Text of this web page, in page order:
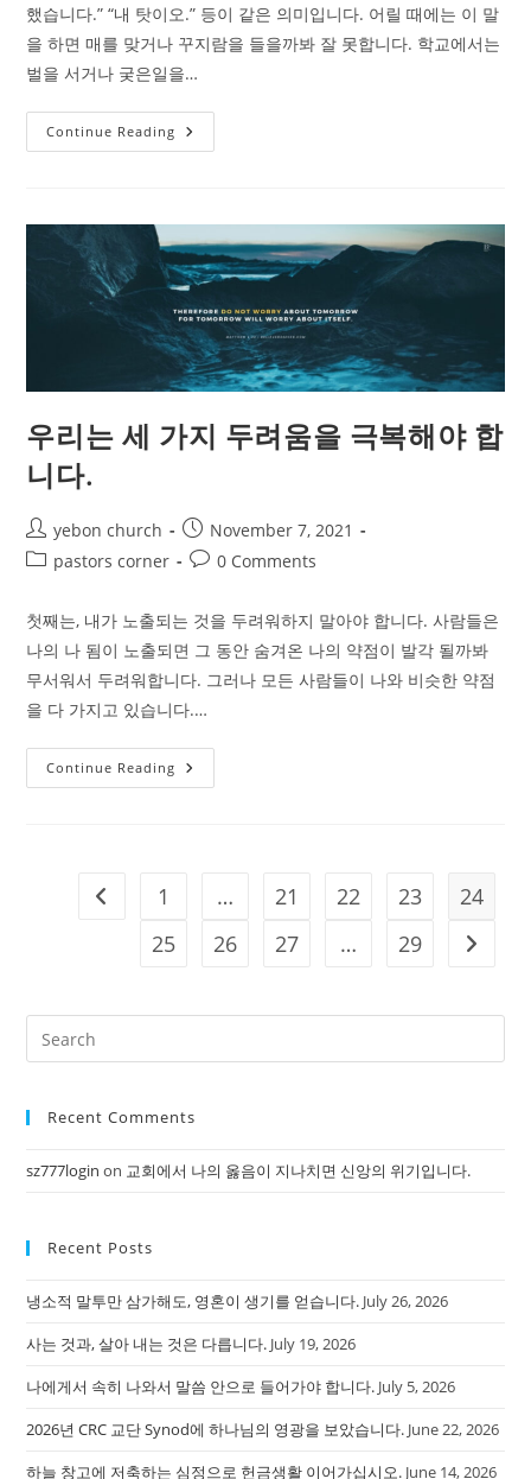
했습니다.” “내 탓이오.” 등이 같은 의미입니다. 어릴 때에는 이 말
을 하면 매를 맞거나 꾸지람을 들을까봐 잘 못합니다. 학교에서는
벌을 서거나 궂은일을…
Continue Reading 교
회
꼭
필
요
한
여
섯
마
디
의
중
요
말
이
다.
우리는 세 가지 두려움을 극복해야 합
니다.
Post
author:
yebon church
Post
published:
November 7, 2021
Postpastors corner
Post0 Comments
첫째는, 내가 노출되는 것을 두려워하지 말아야 합니다. 사람들은
나의 나 됨이 노출되면 그 동안 숨겨온 나의 약점이 발각 될까봐
무서워서 두려워합니다. 그러나 모든 사람들이 나와 비슷한 약점
을 다 가지고 있습니다.…
Continue Reading 우
리
복
니
Go to the previous page
1 … 21 22 23
24
25
26 27 … 29 Go to
Recent Comments
sz777login on 교회에서 나의 옳음이 지나치면 신앙의 위기입니다.
Recent Posts
냉소적 말투만 삼가해도, 영혼이 생기를 얻습니다. July 26, 2026
사는 것과, 살아 내는 것은 다릅니다. July 19, 2026
나에게서 속히 나와서 말씀 안으로 들어가야 합니다. July 5, 2026
2026년 CRC 교단 Synod에 하나님의 영광을 보았습니다. June 22, 2026
하늘 창고에 저축하는 심정으로 헌금생활 이어가십시오. June 14, 2026